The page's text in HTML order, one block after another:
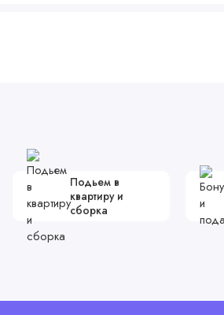
Подьем в
квартиру и
сборка